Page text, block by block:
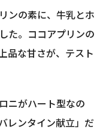
ンの素に、牛乳とホ
た。ココアプリンの
品な甘さが、テスト
ニがハート型なの
レンタイン献立」だ